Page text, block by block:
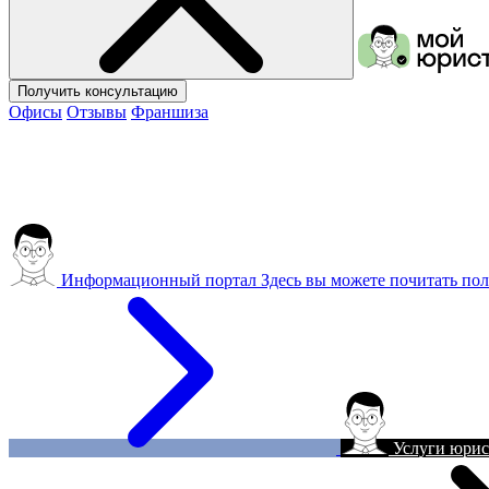
Получить консультацию
Офисы Отзывы Франшиза
Информационный портал Здесь вы можете почитать
Услуги